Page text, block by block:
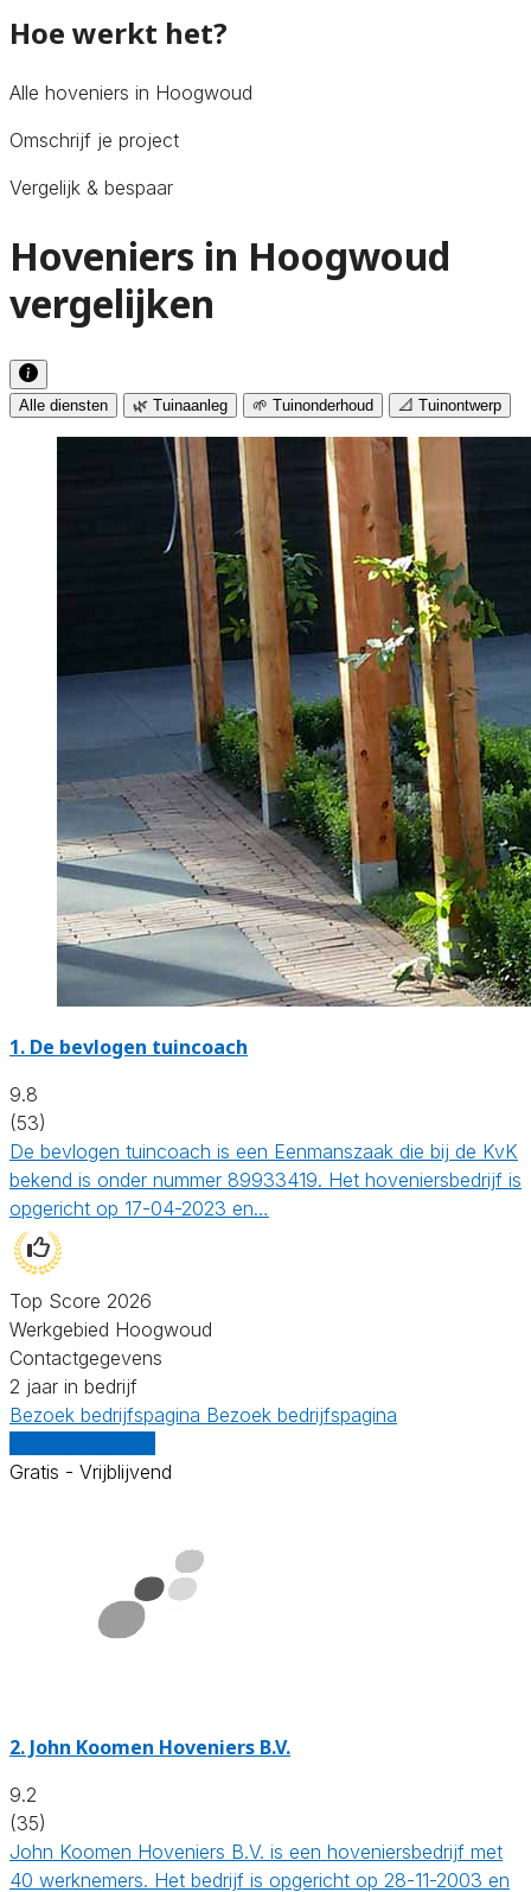
Hoe werkt het?
Alle hoveniers in Hoogwoud
Omschrijf je project
Vergelijk & bespaar
Hoveniers in Hoogwoud
vergelijken
Alle diensten 🌿 Tuinaanleg 🌱 Tuinonderhoud 📐 Tuinontwerp
1. De bevlogen tuincoach
9.8
(53)
De bevlogen tuincoach is een Eenmanszaak die bij de KvK
bekend is onder nummer 89933419. Het hoveniersbedrijf is
opgericht op 17-04-2023 en…
Top Score 2026
Werkgebied Hoogwoud
Contactgegevens
2 jaar in bedrijf
Bezoek bedrijfspagina Bezoek bedrijfspagina
Gratis - Vrijblijvend
2. John Koomen Hoveniers B.V.
9.2
(35)
John Koomen Hoveniers B.V. is een hoveniersbedrijf met
40 werknemers. Het bedrijf is opgericht op 28-11-2003 en